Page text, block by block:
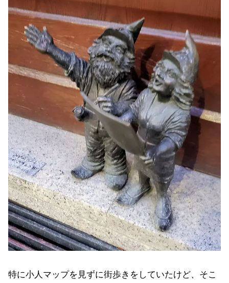
特に小人マップを見ずに街歩きをしていたけど、そこ